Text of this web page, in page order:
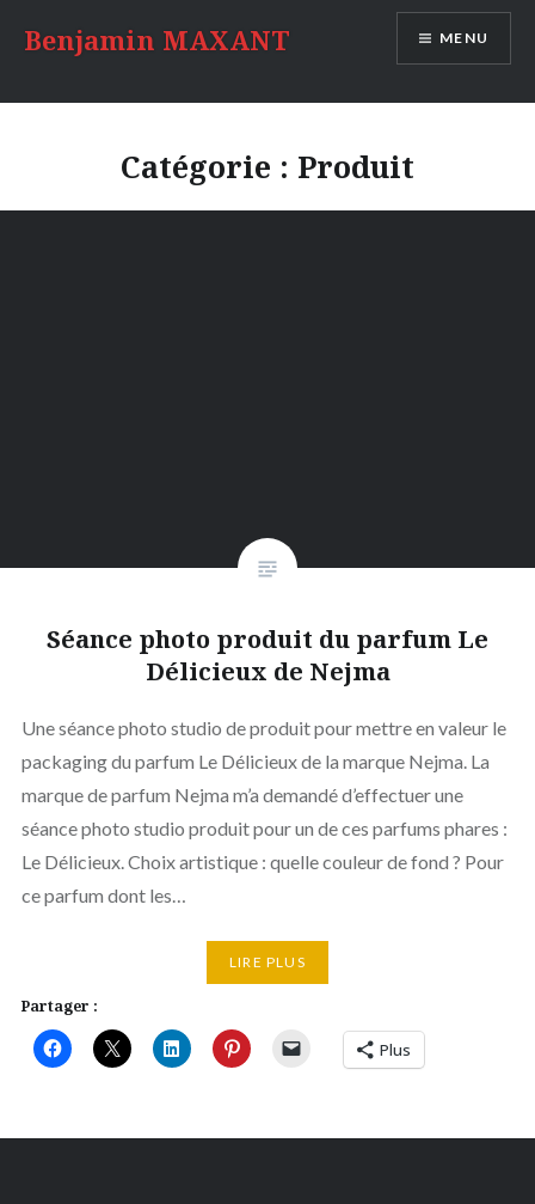
principal
Benjamin MAXANT MENU
Catégorie : Produit
Séance photo produit du parfum Le
Délicieux de Nejma
Une séance photo studio de produit pour mettre en valeur le
packaging du parfum Le Délicieux de la marque Nejma. La
marque de parfum Nejma m’a demandé d’effectuer une
séance photo studio produit pour un de ces parfums phares :
Le Délicieux. Choix artistique : quelle couleur de fond ? Pour
ce parfum dont les…
LIRE PLUS
Partager :
Plus